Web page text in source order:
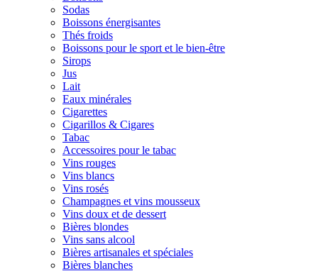
Sodas
Boissons énergisantes
Thés froids
Boissons pour le sport et le bien-être
Sirops
Jus
Lait
Eaux minérales
Cigarettes
Cigarillos & Cigares
Tabac
Accessoires pour le tabac
Vins rouges
Vins blancs
Vins rosés
Champagnes et vins mousseux
Vins doux et de dessert
Bières blondes
Vins sans alcool
Bières artisanales et spéciales
Bières blanches